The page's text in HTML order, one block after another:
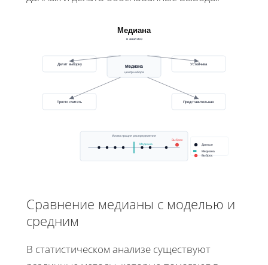
Медиана
в анализе
Медиана
центр набора
Делит выборку Устойчива
Просто считать Представительная
Иллюстрация распределения
Медиана
Выброс
Данные
Медиана
Выброс
Сравнение медианы с моделью и
средним
В статистическом анализе существуют